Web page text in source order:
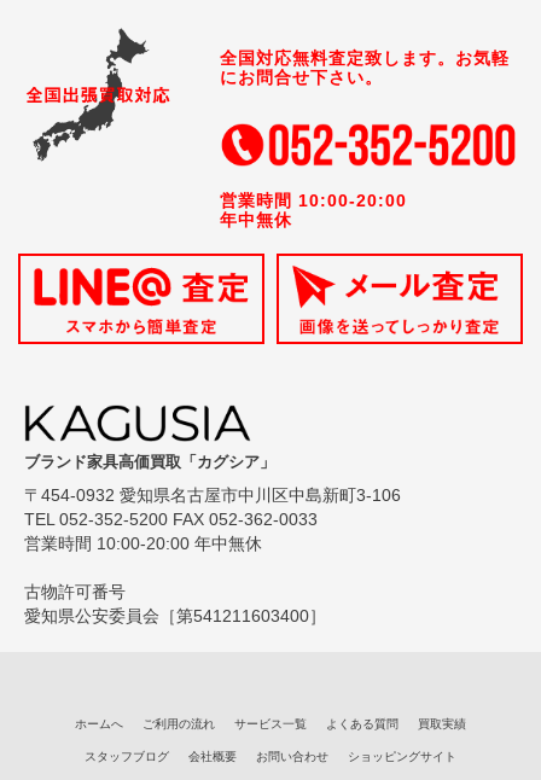
全国対応無料査定致します。お気軽
にお問合せ下さい。
営業時間 10:00-20:00
年中無休
ブランド家具高価買取「カグシア」
〒454-0932 愛知県名古屋市中川区中島新町3-106
TEL 052-352-5200 FAX 052-362-0033
営業時間 10:00-20:00 年中無休
古物許可番号
愛知県公安委員会［第541211603400］
ホームへ ご利用の流れ サービス一覧 よくある質問 買取実績
スタッフブログ 会社概要 お問い合わせ ショッピングサイト